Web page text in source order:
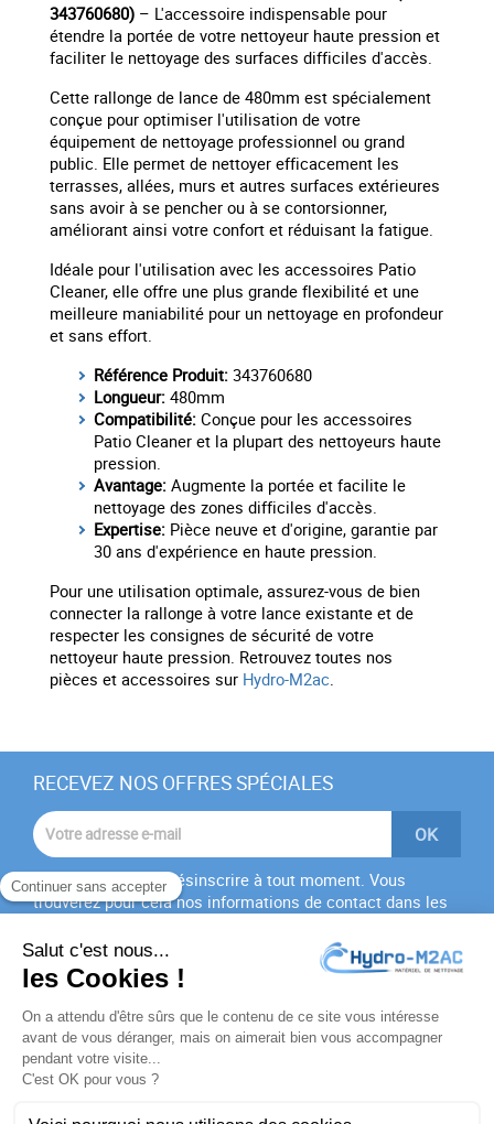
343760680) – L'accessoire indispensable pour
étendre la portée de votre nettoyeur haute pression et
faciliter le nettoyage des surfaces difficiles d'accès.
Cette rallonge de lance de 480mm est spécialement
conçue pour optimiser l'utilisation de votre
équipement de nettoyage professionnel ou grand
public. Elle permet de nettoyer efficacement les
terrasses, allées, murs et autres surfaces extérieures
sans avoir à se pencher ou à se contorsionner,
améliorant ainsi votre confort et réduisant la fatigue.
Idéale pour l'utilisation avec les accessoires Patio
Cleaner, elle offre une plus grande flexibilité et une
meilleure maniabilité pour un nettoyage en profondeur
et sans effort.
Référence Produit: 343760680
Longueur: 480mm
Compatibilité: Conçue pour les accessoires
Patio Cleaner et la plupart des nettoyeurs haute
pression.
Avantage: Augmente la portée et facilite le
nettoyage des zones difficiles d'accès.
Expertise: Pièce neuve et d'origine, garantie par
30 ans d'expérience en haute pression.
Pour une utilisation optimale, assurez-vous de bien
connecter la rallonge à votre lance existante et de
respecter les consignes de sécurité de votre
nettoyeur haute pression. Retrouvez toutes nos
pièces et accessoires sur Hydro-M2ac.
RECEVEZ NOS OFFRES SPÉCIALES
Vous pouvez vous désinscrire à tout moment. Vous
trouverez pour cela nos informations de contact dans les
J'accepte lesconditions générales
politique de
confidentialité
PRODUITS